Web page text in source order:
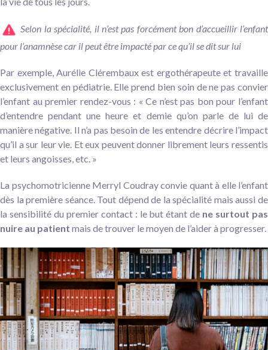
Selon la spécialité, il n’est pas forcément bon d’accueillir l’enfant
pour l’anamnèse car il peut être impacté par ce qu’il se dit sur lui
Par exemple, Aurélie Clérembaux est ergothérapeute et travaille
exclusivement en pédiatrie. Elle prend bien soin de ne pas convier
l’enfant au premier rendez-vous : « Ce n’est pas bon pour l’enfant
d’entendre pendant une heure et demie qu’on parle de lui de
manière négative. Il n’a pas besoin de les entendre décrire l’impact
qu’il a sur leur vie. Et eux peuvent donner librement leurs ressentis
et leurs angoisses, etc. »
La psychomotricienne Merryl Coudray convie quant à elle l’enfant
dès la première séance. Tout dépend de la spécialité mais aussi de
la sensibilité du premier contact : le but étant de ne surtout pas
nuire au patient mais de trouver le moyen de l’aider à progresser.